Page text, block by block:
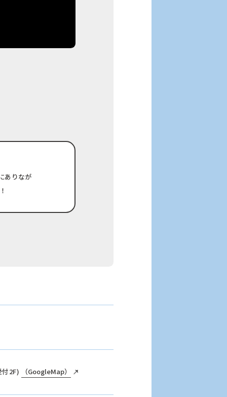
ありなが
2F) （GoogleMap）